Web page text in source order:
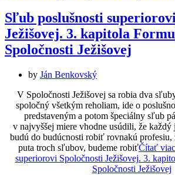
Sľub poslušnosti
Ježišovej. 3. kapitola
Spoločnosti Ježišovej
by Ján Benkovský
V Spoločnosti Ježišovej sa robia dva
spoločný všetkým reholiam, ide o
predstaveným a potom špeciálny sľub
v najvyššej miere vhodne usúdili, že každý
budú do budúcnosti robiť rovnakú profesiu,
puta troch sľubov, budeme robiťČítať
superiorovi Spoločnosti Ježišovej. 3.
Spoločnosti Ježišovej